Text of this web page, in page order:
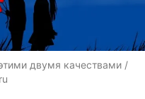
двумя качествами /